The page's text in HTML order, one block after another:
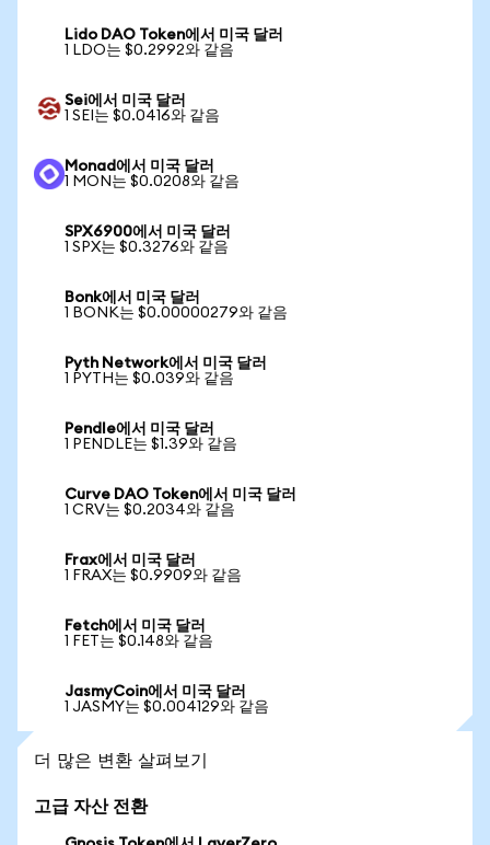
Lido DAO Token에서 미국 달러
1 LDO는 $0.2992와 같음
Sei에서 미국 달러
1 SEI는 $0.0416와 같음
Monad에서 미국 달러
1 MON는 $0.0208와 같음
SPX6900에서 미국 달러
1 SPX는 $0.3276와 같음
Bonk에서 미국 달러
1 BONK는 $0.00000279와 같음
Pyth Network에서 미국 달러
1 PYTH는 $0.039와 같음
Pendle에서 미국 달러
1 PENDLE는 $1.39와 같음
Curve DAO Token에서 미국 달러
1 CRV는 $0.2034와 같음
Frax에서 미국 달러
1 FRAX는 $0.9909와 같음
Fetch에서 미국 달러
1 FET는 $0.148와 같음
JasmyCoin에서 미국 달러
1 JASMY는 $0.004129와 같음
더 많은 변환 살펴보기
고급 자산 전환